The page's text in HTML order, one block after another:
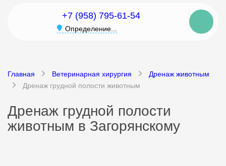
+7 (958) 795-61-54
Определение...
Главная Ветеринарная хирургия
Дренаж животным
Дренаж грудной полости животным
Дренаж грудной полости
животным в Загорянскому